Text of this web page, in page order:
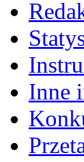
Inne